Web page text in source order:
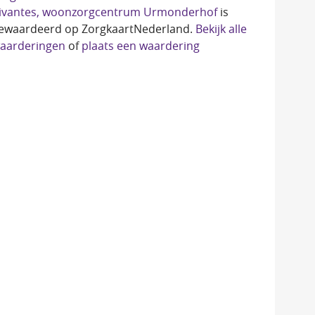
woonzorgcentrum Urmonderhofis
op ZorgkaartNederland. Bekijk alle
of plaats een waardering